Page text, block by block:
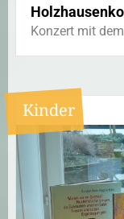
Konzert mit
Kinder